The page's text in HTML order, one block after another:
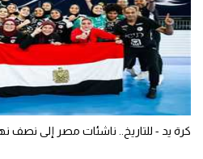
كرة يد - للتاريخ.. ناشئات مصر إلى نصف